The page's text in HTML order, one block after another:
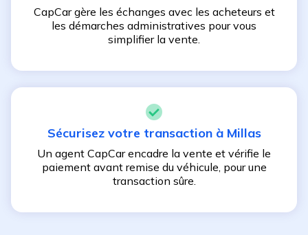
CapCar gère les échanges avec les acheteurs et
les démarches administratives pour vous
simplifier la vente.
Sécurisez votre transaction à Millas
Un agent CapCar encadre la vente et vérifie le
paiement avant remise du véhicule, pour une
transaction sûre.